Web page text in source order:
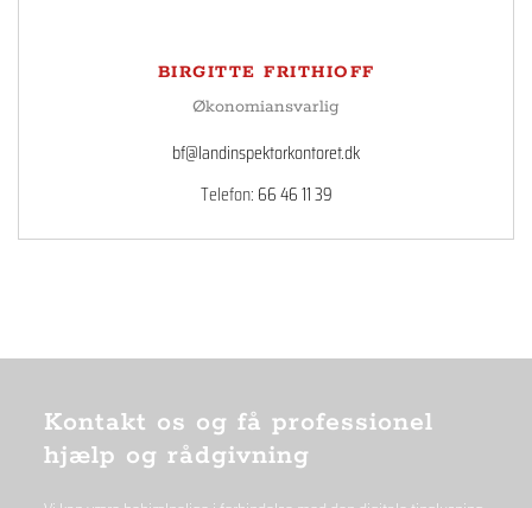
BIRGITTE FRITHIOFF
Økonomiansvarlig
bf@landinspektorkontoret.dk
Telefon: 66 46 11 39
Kontakt os og få professionel
hjælp og rådgivning